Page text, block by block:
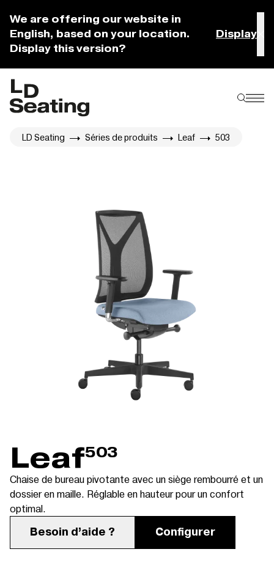
We are offering our website in
English, based on your location.
Display this version?
Display
LD Seating Séries de produits Leaf 503
Leaf503
Chaise de bureau pivotante avec un siège rembourré et un
dossier en maille. Réglable en hauteur pour un confort
optimal.
Besoin d’aide ? Configurer